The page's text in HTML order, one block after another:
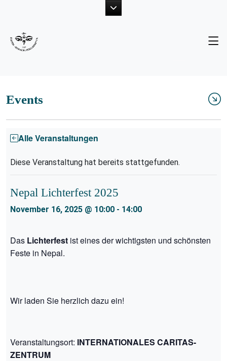
Events
Alle Veranstaltungen
Diese Veranstaltung hat bereits stattgefunden.
Nepal Lichterfest 2025
November 16, 2025 @ 10:00 - 14:00
Das Lichterfest ist eines der wichtigsten und schönsten
Feste in Nepal.
Wir laden Sie herzlich dazu ein!
Veranstaltungsort: INTERNATIONALES CARITAS-
ZENTRUM
Unsere Ziele
Neuigkeiten